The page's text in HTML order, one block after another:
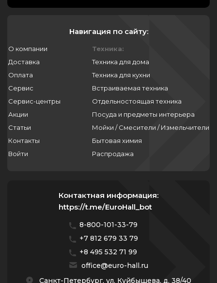
Навигация по сайту:
О компании
Доставка
Оплата
Сервис
Сервис-центры
Акции
Статьи
Контакты
Войти
Техника:
Техника для дома
Техника для кухни
Встраиваемая техника
Отдельностоящая техника
Посуда и предметы интерьера
Мойки / Смесители / Измельчители
Бытовая химия
Распродажа
Контактная информация:
https://t.me/EuroHall_bot
8-800-101-33-79
+7 812 679 33 79
+8 495 532 71 99
office@euro-hall.ru
Санкт-Петербург, ул. Куйбышева, д. 38/40